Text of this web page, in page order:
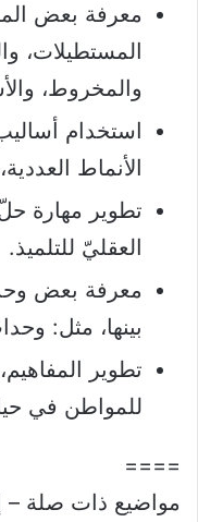
معرفة بعض
المستطيلات،
والمخروط،
استخدام
الأنماط
تطوير مهارة
العقليّ للتلميذ.
معرفة بعض
بينها، مثل:
تطوير
للمواطن في
====
مواضيع ذات صلة –